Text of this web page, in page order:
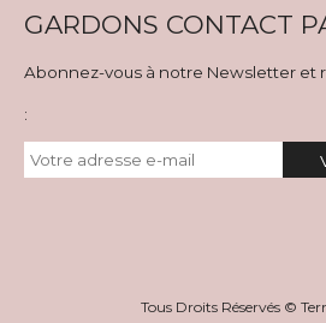
GARDONS CONTACT
Abonnez-vous à notre Newsletter et
:
Tous Droits Réservés ©